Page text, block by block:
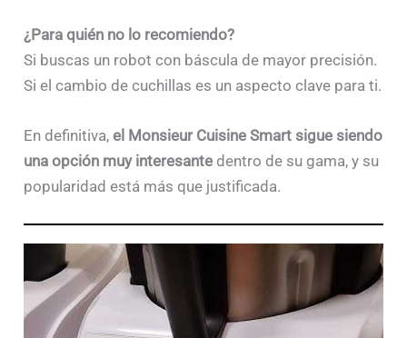
¿Para quién no lo recomiendo?
Si buscas un robot con báscula de mayor precisión.
Si el cambio de cuchillas es un aspecto clave para ti.
En definitiva,el Monsieur Cuisine Smart sigue siendo
una opción muy interesante dentro de su gama, y su
popularidad está más que justificada.